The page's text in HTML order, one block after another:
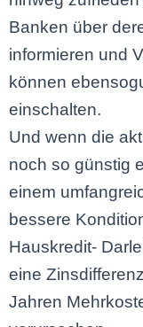
Banken über
informieren und
können
einschalten.
Und wenn die
noch so günstig
einem
bessere
Hauskredit-
eine
Jahren